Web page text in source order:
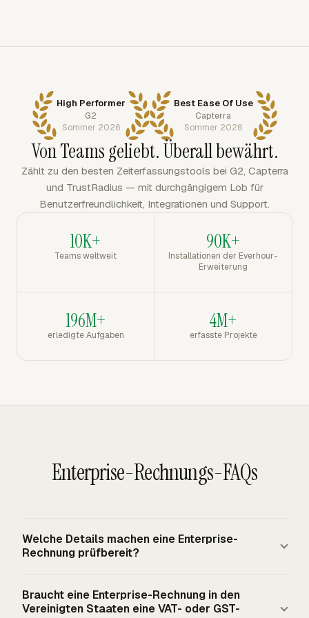
High Performer
G2
Sommer 2026
Best Ease Of Use
Capterra
Sommer 2026
Von Teams geliebt. Überall bewährt.
Zählt zu den besten Zeiterfassungstools bei G2, Capterra
und TrustRadius — mit durchgängigem Lob für
Benutzerfreundlichkeit, Integrationen und Support.
10K+
Teams weltweit
90K+
Installationen der Everhour-
Erweiterung
196M+
erledigte Aufgaben
4M+
erfasste Projekte
Enterprise-Rechnungs-FAQs
Welche Details machen eine Enterprise-
Rechnung prüfbereit?
Verkäufer, Käufer, Rechnungsnummer,
Braucht eine Enterprise-Rechnung in den
Vereinigten Staaten eine VAT- oder GST-